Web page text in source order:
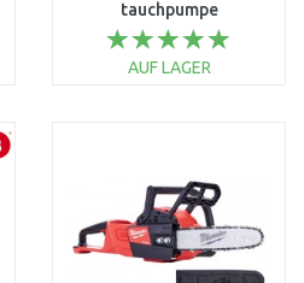
tauchpumpe
(18000l/h/1100W)
0251800000
AUF LAGER